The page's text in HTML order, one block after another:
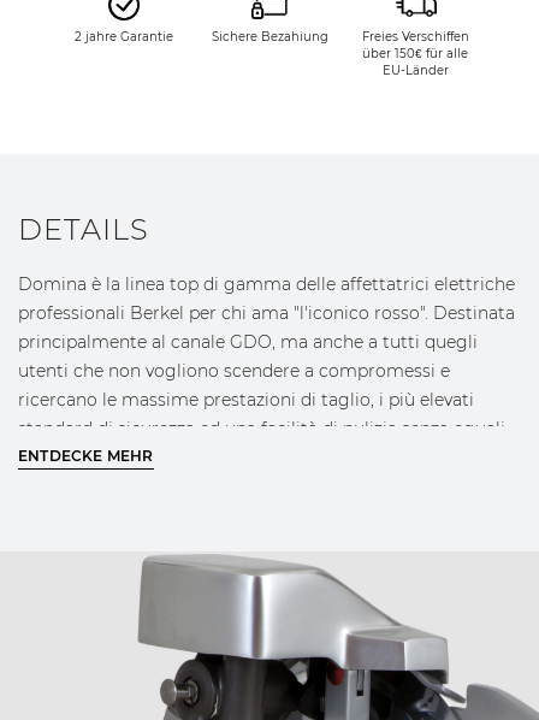
2 jahre Garantie Sichere Bezahiung
Freies Verschiffen
über 150€ für alle
EU-Länder
DETAILS
Domina è la linea top di gamma delle affettatrici elettriche
professionali Berkel per chi ama "l'iconico rosso". Destinata
principalmente al canale GDO, ma anche a tutti quegli
utenti che non vogliono scendere a compromessi e
ricercano le massime prestazioni di taglio, i più elevati
standard di sicurezza ed una facilità di pulizia senza eguali
nella categoria a tutto beneficio della facilità di utilizzo,
per offrire le massime prestazioni disponibili sul mercato
sotto ogni punto di vista unendo il raffinato design Berkel,
spinto al massimo su questa linea dai particolari in tecno-
polimero rosso, alla più elevata funzionalità operativa. Nulla
è stato lasciato al caso, ogni dettaglio porta con sè dei
ENTDECKE MEHR